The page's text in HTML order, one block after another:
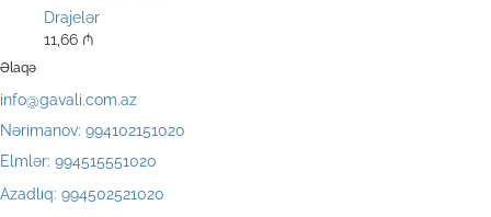
Drajelər
11,66 ₼
Əlaqə
info@gavali.com.az
Nərimanov: 994102151020
Elmlər: 994515551020
Azadlıq: 994502521020